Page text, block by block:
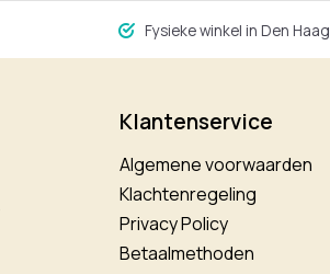
Fysieke winkel in Den Haag
Klantenservice
Algemene voorwaarden
Klachtenregeling
Privacy Policy
Betaalmethoden